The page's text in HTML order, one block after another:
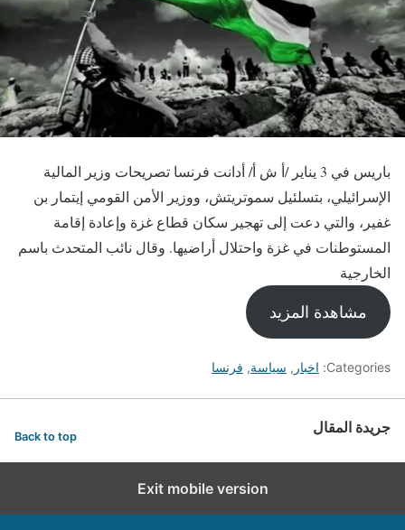
باريس في 3 يناير /أ ش أ/ أدانت فرنسا تصريحات وزير المالية
الإسرائيلي، بتسلئيل سموتريتش، ووزير الأمن القومي إيتمار بن
غفير، والتي دعت إلى تهجير سكان قطاع غزة وإعادة إقامة
المستوطنات في غزة واحتلال أراضيها. وقال نائب المتحدث باسم
الخارجية
مشاهدة المزيد
Categories: اخبار , سياسة, فرنسا
جريدة المقال Back to top
Exit mobile version